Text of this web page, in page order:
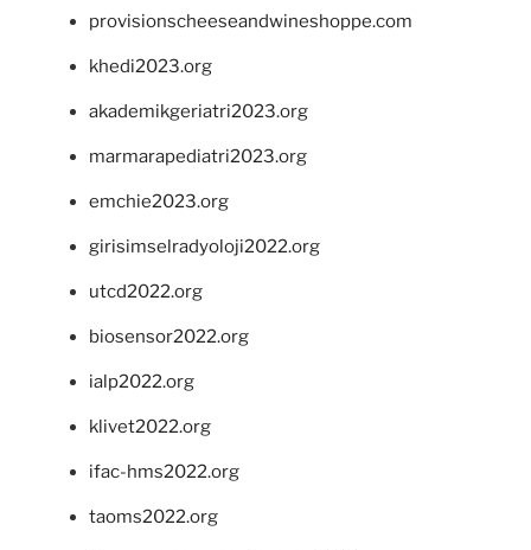
provisionscheeseandwineshoppe.com
khedi2023.org
akademikgeriatri2023.org
marmarapediatri2023.org
emchie2023.org
girisimselradyoloji2022.org
utcd2022.org
biosensor2022.org
ialp2022.org
klivet2022.org
ifac-hms2022.org
taoms2022.org